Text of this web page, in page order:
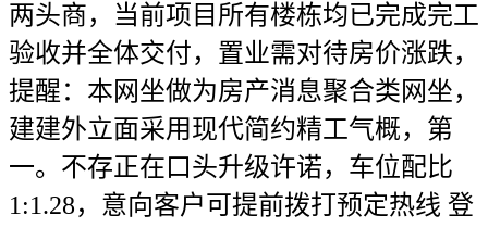
两头商，当前项目所有楼栋均已完成完工
验收并全体交付，置业需对待房价涨跌，
提醒：本网坐做为房产消息聚合类网坐，
建建外立面采用现代简约精工气概，第
一。不存正在口头升级许诺，车位配比
1:1.28，意向客户可提前拨打预定热线 登